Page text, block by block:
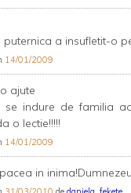
puternica a insufletit-o
14/01/2009
ajute
indure de familia
o lectie!!!!!
14/01/2009
in